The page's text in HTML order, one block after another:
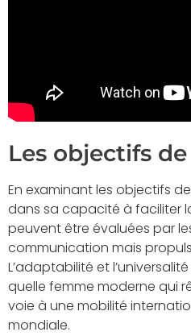
Les objectifs
En examinant les objectifs
dans sa capacité à faciliter
peuvent être évaluées par
communication mais
L’adaptabilité et
quelle femme moderne qui
voie à une mobilité
mondiale.